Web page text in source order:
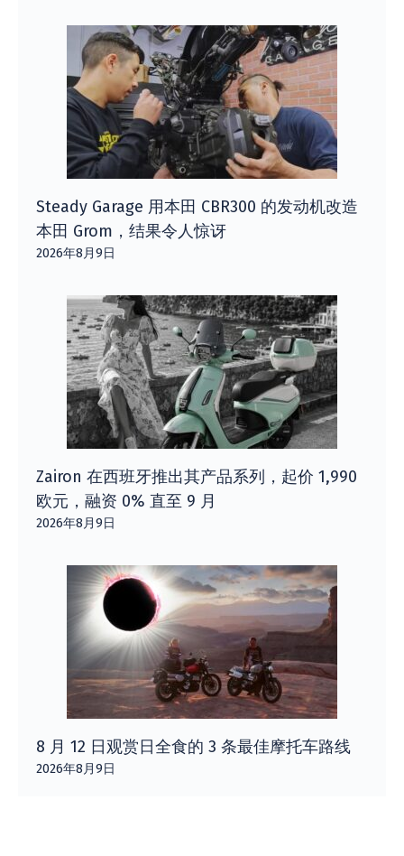
Steady Garage 用本田 CBR300 的发动机改造
本田 Grom，结果令人惊讶
2026年8月9日
Zairon 在西班牙推出其产品系列，起价 1,990
欧元，融资 0% 直至 9 月
2026年8月9日
8 月 12 日观赏日全食的 3 条最佳摩托车路线
2026年8月9日